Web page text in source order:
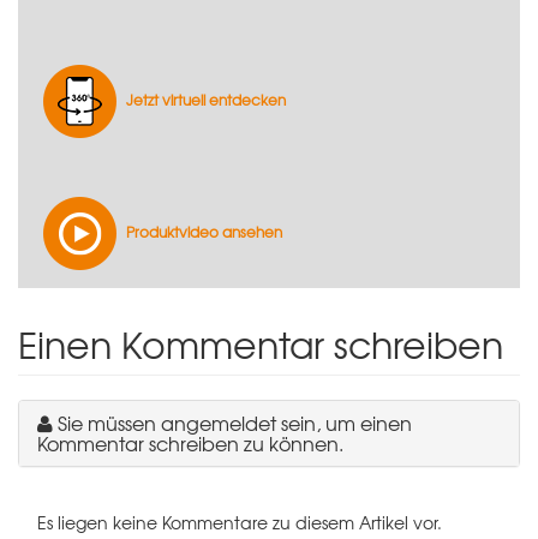
Jetzt virtuell entdecken
Produktvideo ansehen
Einen Kommentar schreiben
Sie müssen angemeldet sein, um einen
Kommentar schreiben zu können.
Es liegen keine Kommentare zu diesem Artikel vor.